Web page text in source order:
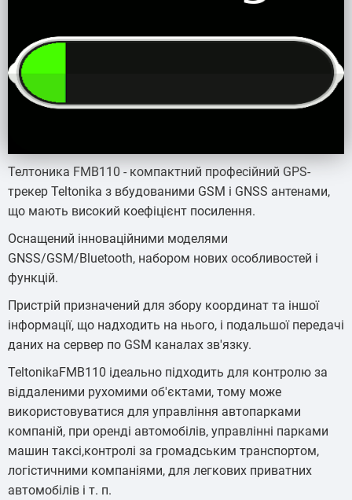
Телтоника FMB110 - компактний професійний GPS-
трекер Teltonika з вбудованими GSM і GNSS антенами,
що мають високий коефіцієнт посилення.
Оснащений інноваційними моделями
GNSS/GSM/Bluetooth, набором нових особливостей і
функцій.
Пристрій призначений для збору координат та іншої
інформації, що надходить на нього, і подальшої передачі
даних на сервер по GSM каналах зв'язку.
TeltonikaFMB110 ідеально підходить для контролю за
віддаленими рухомими об'єктами, тому може
використовуватися для управління автопарками
компаній, при оренді автомобілів, управлінні парками
машин таксі,контролі за громадським транспортом,
логістичними компаніями, для легкових приватних
автомобілів і т. п.